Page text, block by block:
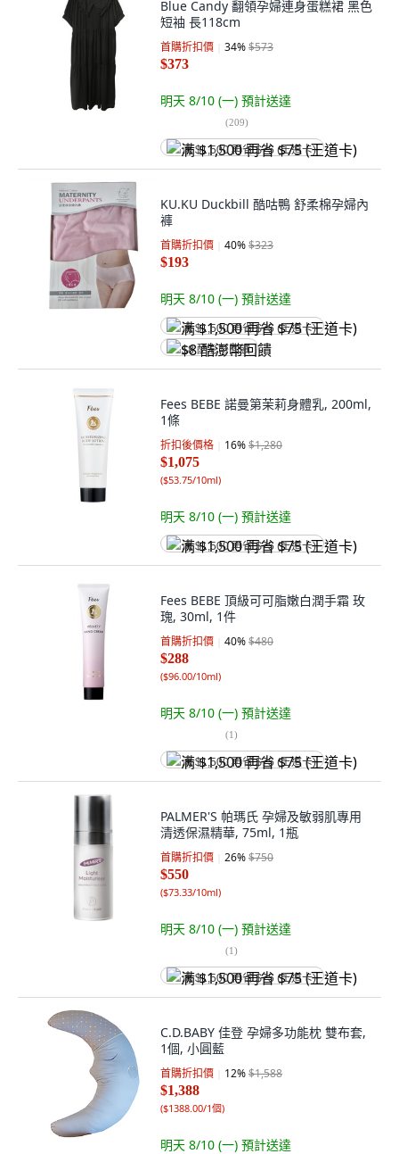
Blue Candy 翻領孕婦連身蛋糕裙 黑色
短袖 長118cm
首購折扣價 34%$573
$373
明天 8/10 (一) 預計送達
(209)
满 $1,500 再省 $75 (王道卡)
KU.KU Duckbill 酷咕鴨 舒柔棉孕婦內
褲
首購折扣價 40%$323
$193
明天 8/10 (一) 預計送達
满 $1,500 再省 $75 (王道卡)
$8 酷澎幣回饋
Fees BEBE 諾曼第茉莉身體乳, 200ml,
1條
折扣後價格 16%$1,280
$1,075
($53.75/10ml)
明天 8/10 (一) 預計送達
满 $1,500 再省 $75 (王道卡)
Fees BEBE 頂級可可脂嫩白潤手霜 玫
瑰, 30ml, 1件
首購折扣價 40%$480
$288
($96.00/10ml)
明天 8/10 (一) 預計送達
(1)
满 $1,500 再省 $75 (王道卡)
PALMER'S 帕瑪氏 孕婦及敏弱肌專用
清透保濕精華, 75ml, 1瓶
首購折扣價 26%$750
$550
($73.33/10ml)
明天 8/10 (一) 預計送達
(1)
满 $1,500 再省 $75 (王道卡)
C.D.BABY 佳登 孕婦多功能枕 雙布套,
1個, 小圓藍
首購折扣價 12%$1,588
$1,388
($1388.00/1個)
明天 8/10 (一) 預計送達